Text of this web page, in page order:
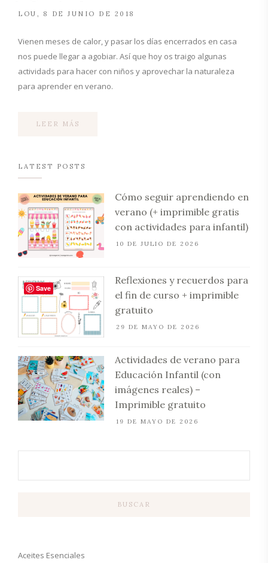
LOU 8 DE JUNIO DE 2018
Vienen meses de calor, y pasar los días encerrados en casa
nos puede llegar a agobiar. Así que hoy os traigo algunas
actividads para hacer con niños y aprovechar la naturaleza
para aprender en verano.
LEER MÁS
LATEST POSTS
Cómo seguir aprendiendo en
verano (+ imprimible gratis
con actividades para infantil)
10 DE JULIO DE 2026
Reflexiones y recuerdos para
el fin de curso + imprimible
gratuito
29 DE MAYO DE 2026
Actividades de verano para
Educación Infantil (con
imágenes reales) –
Imprimible gratuito
19 DE MAYO DE 2026
BUSCAR
Aceites Esenciales
Save